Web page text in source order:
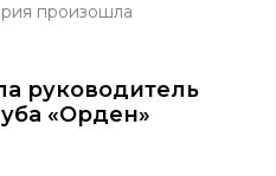
произошла
руководитель
«Орден»